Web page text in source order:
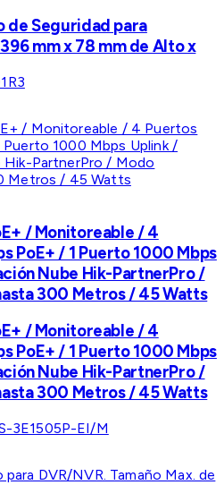
de Seguridad para
mm x 78 mm de Alto x
/ Monitoreable / 4
PoE+ / 1 Puerto 1000 Mbps
Nube Hik-PartnerPro /
300 Metros / 45 Watts
/ Monitoreable / 4
PoE+ / 1 Puerto 1000 Mbps
Nube Hik-PartnerPro /
300 Metros / 45 Watts
3E1505P-EI/M